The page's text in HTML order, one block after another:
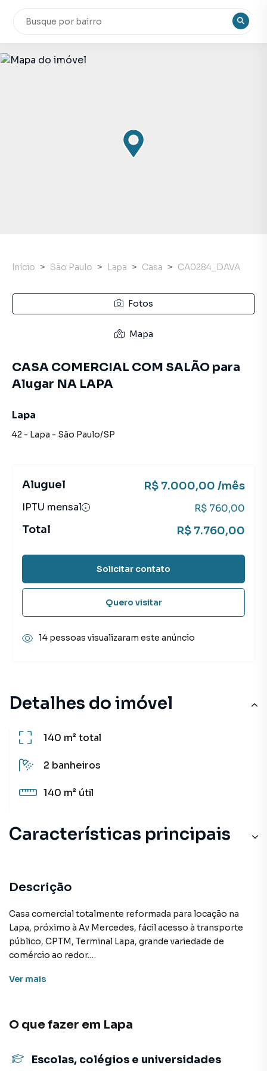
Detalhes do imóvel
140 m²total
2 banheiros
140 m² útil
Características principais
Descrição
Casa comercial totalmente reformada para locação na
Lapa, próximo à Av Mercedes, fácil acesso à transporte
público, CPTM, Terminal Lapa, grande variedade de
comércio ao redor.
copa, área externa.
informações sobre Casa em São Paulo? Entre em contato
Ver mais
O que fazer em Lapa
Escolas, colégios e universidades
Início São Paulo Lapa Casa CA0284_DAVA
Fotos
Mapa
CASA COMERCIAL COM SALÃO para
Alugar NA LAPA
Lapa
42 - Lapa - São Paulo/SP
Aluguel R$ 7.000,00 /mês
IPTU mensal R$ 760,00
Total R$ 7.760,00
Solicitar contato
Quero visitar
14 pessoas visualizaram este anúncio